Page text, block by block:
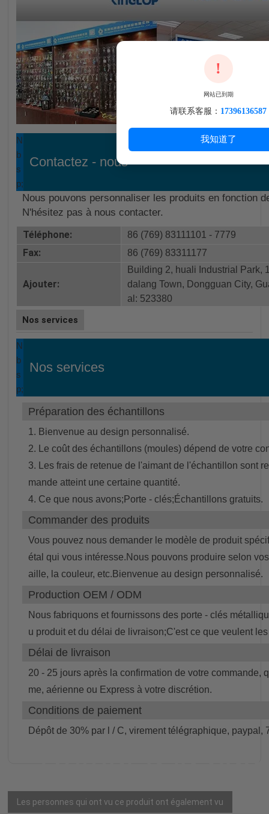
N
b
s
p;
Contactez - nous
Nous pouvons personnaliser les produits en fonction
N'hésitez pas à nous contacter.
Téléphone:
86 (769) 83111101 - 7779
Fax: 86 (769) 83311177
Ajouter:
Building 2, huali Industrial Park,
dalang Town, Dongguan City,
al: 523380
Nos services
N
b
s
p;
Nos services
Préparation des échantillons
1. Bienvenue au design personnalisé.
2. Le coût des échantillons (moules) dépend de votre
3. Les frais de retenue de l'aimant de l'échantillon sont
mande atteint une certaine quantité.
4. Ce que nous avons;Porte - clés;Échantillons gratuits.
Commander des produits
Vous pouvez nous demander le modèle de produit
étal qui vous intéresse.Nous pouvons produire selon
aille, la couleur, etc.Bienvenue au design personnalisé.
Production OEM / ODM
Nous fabriquons et fournissons des porte - clés
u produit et du délai de livraison;C'est ce que veulent
Délai de livraison
20 - 25 jours après la confirmation de votre commande,
me, aérienne ou Express à votre discrétion.
Conditions de paiement
Dépôt de 30% par l / C, virement télégraphique,
Les personnes qui ont vu ce produit ont également vu
!
网站已到期
请联系客服： 17396136587
我知道了